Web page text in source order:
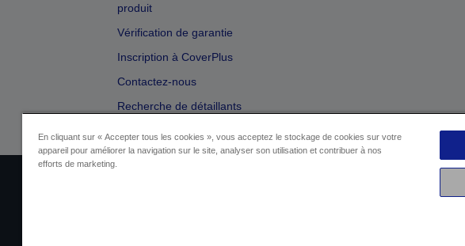
produit
Vérification de garantie
Inscription à CoverPlus
Contactez-nous
Recherche de détaillants
En cliquant sur « Accepter tous les cookies », vous acceptez le stockage de cookies sur votre
appareil pour améliorer la navigation sur le site, analyser son utilisation et contribuer à nos
efforts de marketing.